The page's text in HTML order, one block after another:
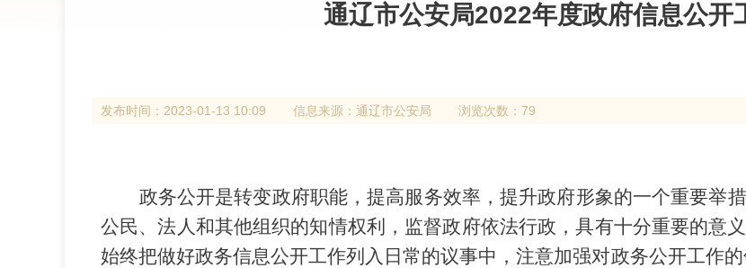
通辽市公安局2022年度政府信息公开
发布时间： 2023-01-13 10:09 信息来源： 通辽市公安局 浏览次数：79
政务公开是转变政府职能，提高服务效率，提升政府形象的一个重要举
公民、法人和其他组织的知情权利，监督政府依法行政，具有十分重要的意
始终把做好政务信息公开工作列入日常的议事中，注意加强对政务公开工作